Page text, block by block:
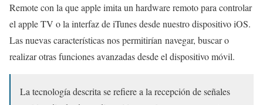
Remote con la que apple imita un hardware remoto para controlar
el apple TV o la interfaz de iTunes desde nuestro dispositivo iOS.
Las nuevas características nos permitirían navegar, buscar o
realizar otras funciones avanzadas desde el dispositivo móvil.
La tecnología descrita se refiere a la recepción de señales